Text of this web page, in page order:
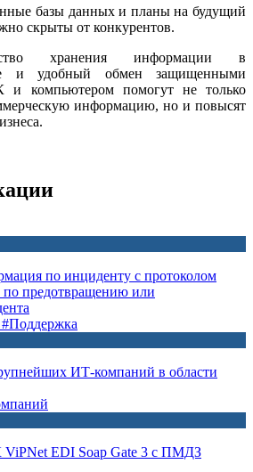
базы данных и планы на будущий
скрыты от конкурентов.
хранения информации в
и удобный обмен защищенными
компьютером помогут не только
информацию, но и повысят
по инциденту с протоколом
предотвращению или
#Поддержка
ИТ-компаний в области
EDI Soap Gate 3 с ПМДЗ